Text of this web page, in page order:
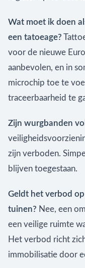
Wat moet ik doen
een tatoeage?
voor de nieuwe
aanbevolen, en in
microchip toe te
traceerbaarheid te
Zijn wurgbanden
zijn verboden.
blijven toegestaan.
Geldt het verbod
tuinen? Nee, een
een veilige ruimte
Het verbod richt
immobilisatie door